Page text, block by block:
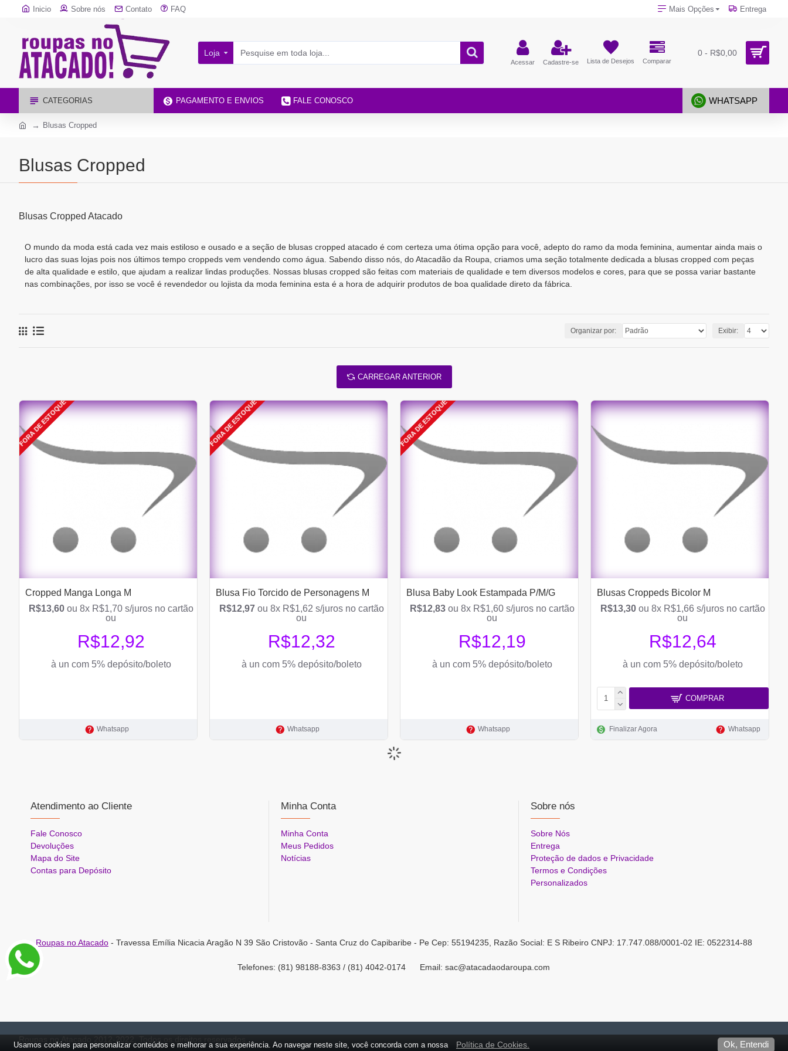
Inicio Sobre nós Contato FAQ Mais Opções Entrega
Loja
Acessar Cadastre-se Lista de Desejos Comparar
0 - R$0,00
CATEGORIAS PAGAMENTO E ENVIOS FALE CONOSCO WHATSAPP
Blusas Cropped
Blusas Cropped
Blusas Cropped Atacado
O mundo da moda está cada vez mais estiloso e ousado e a seção de blusas cropped atacado é com certeza uma ótima opção para você, adepto do ramo da moda feminina, aumentar ainda mais o
lucro das suas lojas pois nos últimos tempo croppeds vem vendendo como água. Sabendo disso nós, do Atacadão da Roupa, criamos uma seção totalmente dedicada a blusas cropped com peças
de alta qualidade e estilo, que ajudam a realizar lindas produções. Nossas blusas cropped são feitas com materiais de qualidade e tem diversos modelos e cores, para que se possa variar bastante
nas combinações, por isso se você é revendedor ou lojista da moda feminina esta é a hora de adquirir produtos de boa qualidade direto da fábrica.
Organizar por: Exibir:
CARREGAR ANTERIOR
FORA DE ESTOQUE
Cropped Manga Longa M
R$13,60ou 8x R$1,70 s/juros no cartão
ou
R$12,92
à un com 5% depósito/boleto
Whatsapp
FORA DE ESTOQUE
Blusa Fio Torcido de Personagens M
R$12,97ou 8x R$1,62 s/juros no cartão
ou
R$12,32
à un com 5% depósito/boleto
Whatsapp
FORA DE ESTOQUE
Blusa Baby Look Estampada P/M/G
R$12,83ou 8x R$1,60 s/juros no cartão
ou
R$12,19
à un com 5% depósito/boleto
Whatsapp
Blusas Croppeds Bicolor M
R$13,30ou 8x R$1,66 s/juros no cartão
ou
R$12,64
à un com 5% depósito/boleto
COMPRAR
Finalizar Agora Whatsapp
Atendimento ao Cliente
Fale Conosco
Devoluções
Mapa do Site
Contas para Depósito
Minha Conta
Minha Conta
Meus Pedidos
Notícias
Sobre nós
Sobre Nós
Entrega
Proteção de dados e Privacidade
Termos e Condições
Personalizados
Roupas no Atacado- Travessa Emília Nicacia Aragão N 39 São Cristovão - Santa Cruz do Capibaribe - Pe Cep: 55194235, Razão Social: E S Ribeiro CNPJ: 17.747.088/0001-02 IE: 0522314-88
Telefones: (81) 98188-8363 / (81) 4042-0174 Email: sac@atacadaodaroupa.com
Usamos cookies para personalizar conteúdos e melhorar a sua experiência. Ao navegar neste site, você concorda com a nossa Política de Cookies. Ok, Entendi